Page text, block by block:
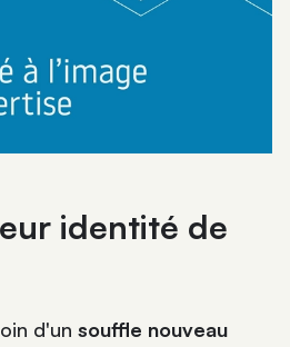
identité de
d'un souffle nouveau